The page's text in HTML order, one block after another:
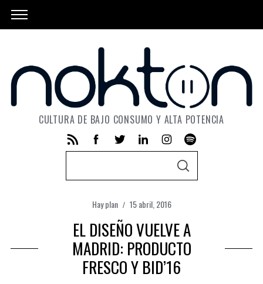
CULTURA DE BAJO CONSUMO Y ALTA POTENCIA
S
Hay plan 15 abril, 2016
EL DISEÑO VUELVE A
MADRID: PRODUCTO
FRESCO Y BID’16